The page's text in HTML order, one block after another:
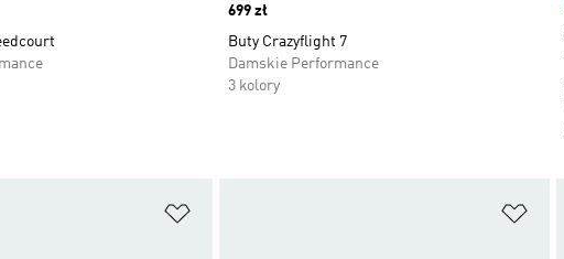
Price
699 zł
Buty Crazyflight 7
Damskie Performance
3 kolory